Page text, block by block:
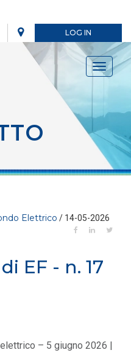
LOG IN
Toggle
Elettrico / 14-05-2026
EF - n. 17
– 5 giugno 2026 |